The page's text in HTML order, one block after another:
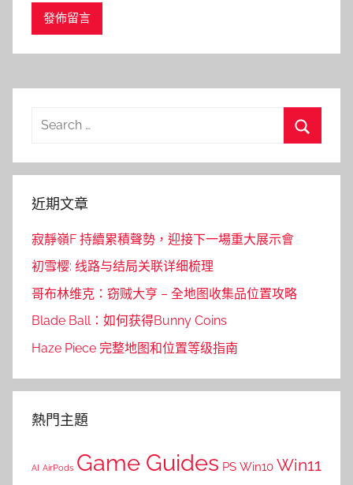
Search
近期文章
寂靜嶺F 持續累積聲勢，迎接下一場重大展示會
初雪樱: 线路与结局关联详细梳理
哥布林维克：窃贼大亨 – 全地图收集品位置攻略
Blade Ball：如何获得Bunny Coins
Haze Piece 完整地图和位置等级指南
熱門主題
AI AirPods Game Guides PS Win10 Win11